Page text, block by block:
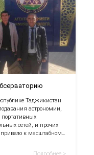
Таджикистан
астрономии,
портативных
сетей, и прочих
привело к масштабному